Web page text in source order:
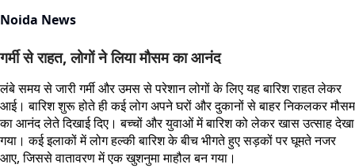
Noida News
गर्मी से राहत, लोगों ने लिया मौसम का आनंद
लंबे समय से जारी गर्मी और उमस से परेशान लोगों के लिए यह बारिश राहत लेकर
आई। बारिश शुरू होते ही कई लोग अपने घरों और दुकानों से बाहर निकलकर मौसम
का आनंद लेते दिखाई दिए। बच्चों और युवाओं में बारिश को लेकर खास उत्साह देखा
गया। कई इलाकों में लोग हल्की बारिश के बीच भीगते हुए सड़कों पर घूमते नजर
आए, जिससे वातावरण में एक खुशनुमा माहौल बन गया।